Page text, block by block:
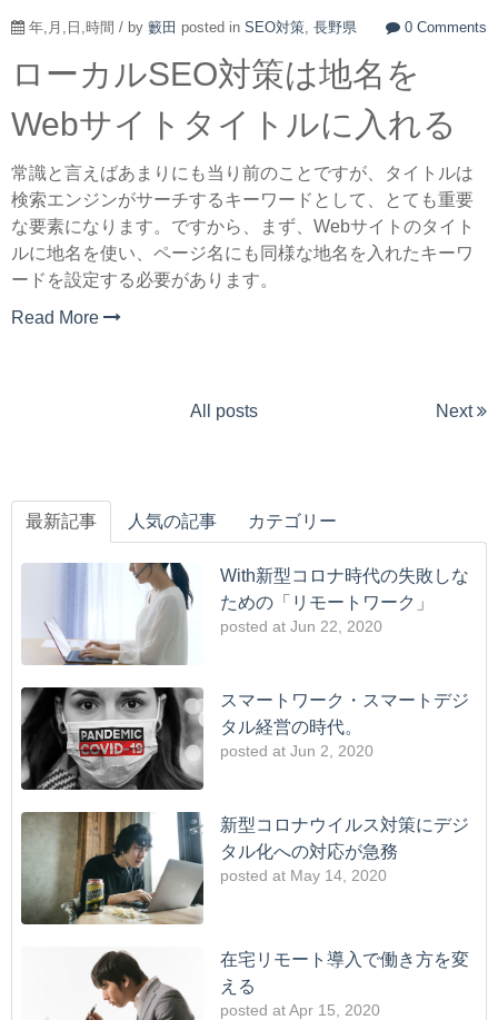
年,月,日,時間 / by 籔田 posted in SEO対策 長野県 0 Comments
ローカルSEO対策は地名を
Webサイトタイトルに入れる
常識と言えばあまりにも当り前のことですが、タイトルは
検索エンジンがサーチするキーワードとして、とても重要
な要素になります。ですから、まず、Webサイトのタイト
ルに地名を使い、ページ名にも同様な地名を入れたキーワ
ードを設定する必要があります。
Read More
All posts Next
最新記事 人気の記事 カテゴリー
With新型コロナ時代の失敗しな
ための「リモートワーク」
posted at Jun 22, 2020
スマートワーク・スマートデジ
タル経営の時代。
posted at Jun 2, 2020
新型コロナウイルス対策にデジ
タル化への対応が急務
posted at May 14, 2020
在宅リモート導入で働き方を変
える
posted at Apr 15, 2020